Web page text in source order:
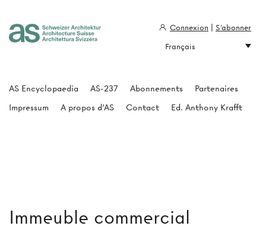
Immeuble commercial
AS Encyclopaedia AS-237 Abonnements
Partenaires
Impressum
A propos d'AS Contact Ed. Anthony Krafft
Connexion
S'abonner
Français